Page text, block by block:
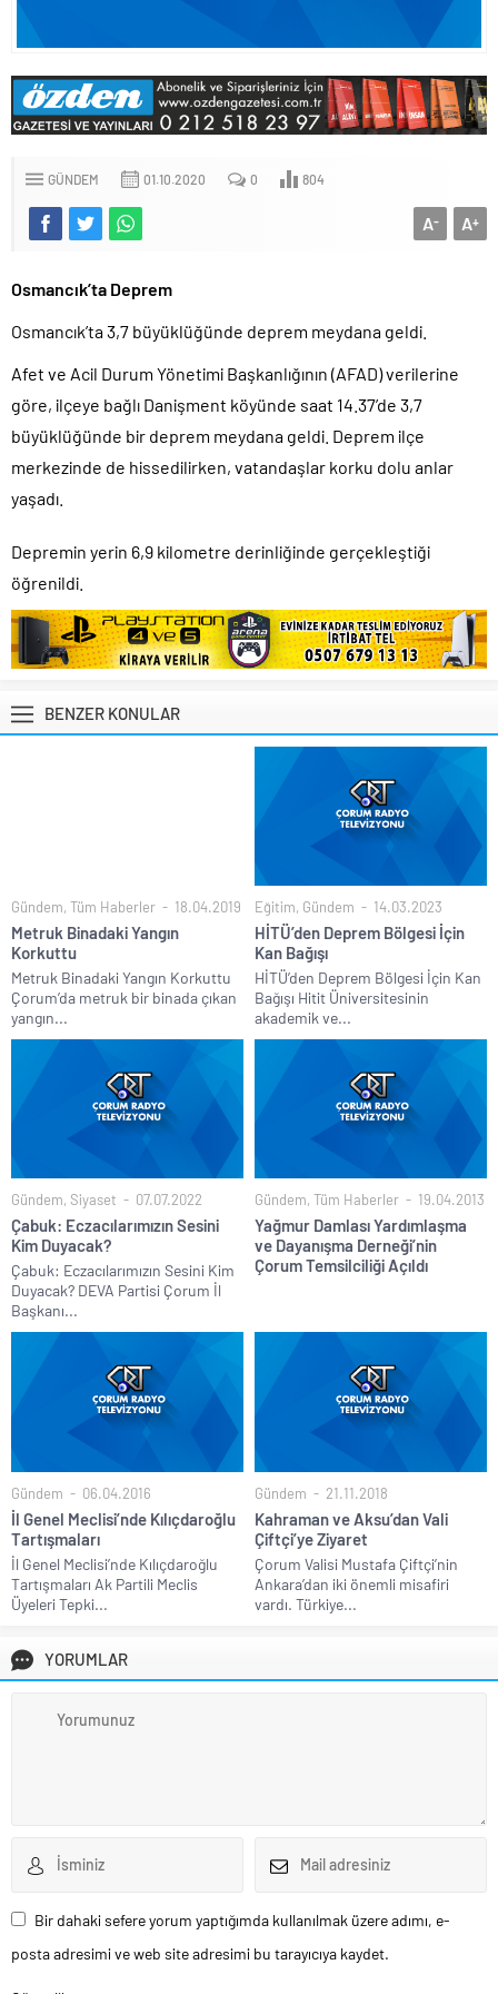
GÜNDEM 01.10.2020 0 804
A+
A-
Osmancık’ta Deprem
Osmancık’ta 3,7 büyüklüğünde deprem meydana geldi.
Afet ve Acil Durum Yönetimi Başkanlığının (AFAD) verilerine
göre, ilçeye bağlı Danişment köyünde saat 14.37’de 3,7
büyüklüğünde bir deprem meydana geldi. Deprem ilçe
merkezinde de hissedilirken, vatandaşlar korku dolu anlar
yaşadı.
Depremin yerin 6,9 kilometre derinliğinde gerçekleştiği
öğrenildi.
BENZER KONULAR
Gündem, Tüm Haberler 18.04.2019
Metruk Binadaki Yangın
Korkuttu
Metruk Binadaki Yangın Korkuttu
Çorum’da metruk bir binada çıkan
yangın...
Eğitim, Gündem 14.03.2023
HİTÜ’den Deprem Bölgesi İçin
Kan Bağışı
HİTÜ’den Deprem Bölgesi İçin Kan
Bağışı Hitit Üniversitesinin
akademik ve...
Gündem, Siyaset 07.07.2022
Çabuk: Eczacılarımızın Sesini
Kim Duyacak?
Çabuk: Eczacılarımızın Sesini Kim
Duyacak? DEVA Partisi Çorum İl
Başkanı...
Gündem, Tüm Haberler 19.04.2013
Yağmur Damlası Yardımlaşma
ve Dayanışma Derneği’nin
Çorum Temsilciliği Açıldı
Gündem 06.04.2016
İl Genel Meclisi’nde Kılıçdaroğlu
Tartışmaları
İl Genel Meclisi’nde Kılıçdaroğlu
Tartışmaları Ak Partili Meclis
Üyeleri Tepki...
Gündem 21.11.2018
Kahraman ve Aksu’dan Vali
Çiftçi’ye Ziyaret
Çorum Valisi Mustafa Çiftçi’nin
Ankara’dan iki önemli misafiri
vardı. Türkiye...
YORUMLAR
Bir dahaki sefere yorum yaptığımda kullanılmak üzere adımı, e-
posta adresimi ve web site adresimi bu tarayıcıya kaydet.